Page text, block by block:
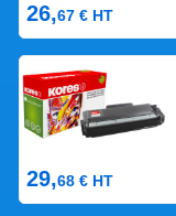
26,67 € HT
29,68 € HT